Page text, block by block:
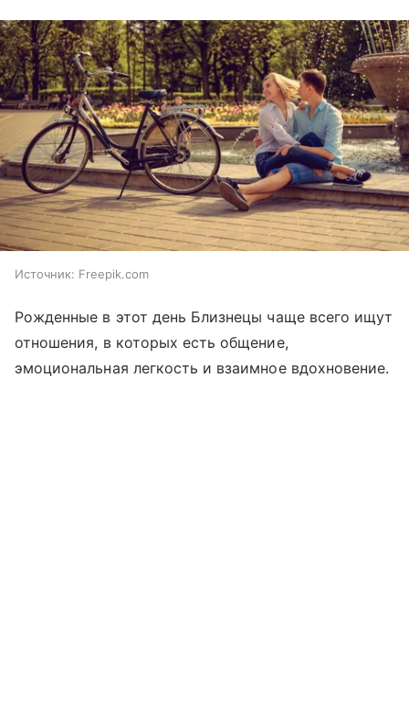
Источник: Freepik.com
Рожденные в этот день Близнецы чаще всего ищут
отношения, в которых есть общение,
эмоциональная легкость и взаимное вдохновение.